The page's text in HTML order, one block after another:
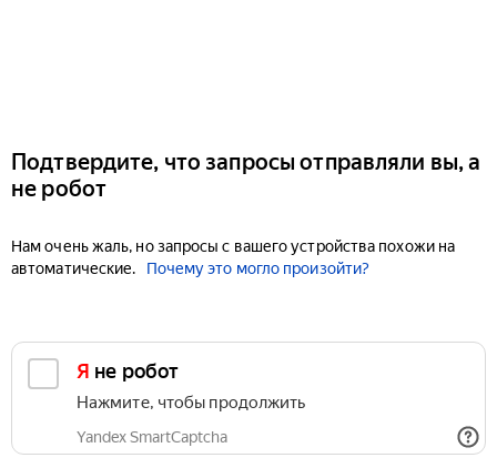
Подтвердите, что запросы отправляли вы, а
не робот
Нам очень жаль, но запросы с вашего устройства похожи на
автоматические.
Почему это могло произойти?
Я не робот
Нажмите, чтобы продолжить
Yandex SmartCaptcha